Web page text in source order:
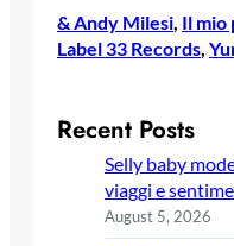
& Andy Milesi, Il mio
Label 33 Records,
Recent Posts
Selly baby
viaggi e
August 5, 2026